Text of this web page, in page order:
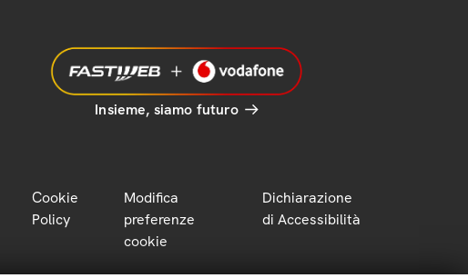
Insieme, siamo futuro
Cookie
Policy
Modifica
preferenze
cookie
Dichiarazione
di Accessibilità